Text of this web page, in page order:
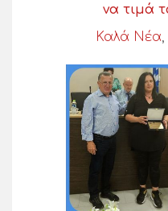
να τιμά
Καλά Νέα,